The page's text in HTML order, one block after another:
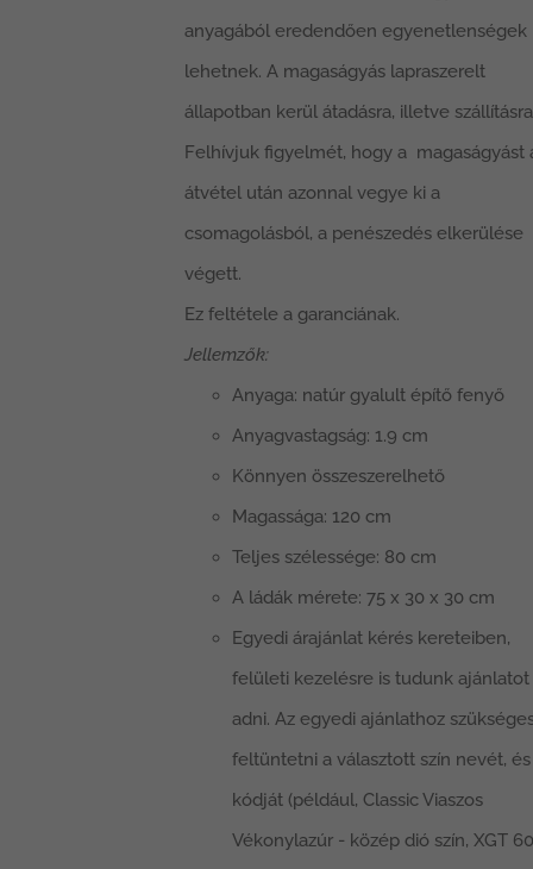
választhatók
ki
anyagából eredendően egyenetlenségek
lehetnek. A magaságyás lapraszerelt
állapotban kerül átadásra, illetve
Felhívjuk figyelmét, hogy a magaságyást
átvétel után azonnal vegye ki a
csomagolásból, a penészedés elkerülése
végett.
Ez feltétele a garanciának.
Jellemzők:
Anyaga: natúr gyalult építő fenyő
Anyagvastagság: 1.9 cm
Könnyen összeszerelhető
Magassága: 120 cm
Teljes szélessége: 80 cm
A ládák mérete: 75 x 30 x 30 cm
Egyedi árajánlat kérés kereteiben,
felületi kezelésre is tudunk ajánlatot
adni. Az egyedi ajánlathoz
feltüntetni a választott szín nevét, és
kódját (például, Classic Viaszos
Vékonylazúr - közép dió szín, XGT